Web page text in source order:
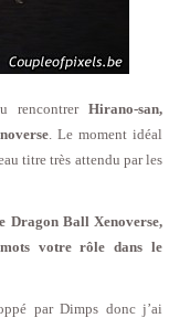
rencontrer Hirano-san,
. Le moment idéal
titre très attendu par les
Dragon Ball Xenoverse,
mots votre rôle dans le
par Dimps donc j’ai